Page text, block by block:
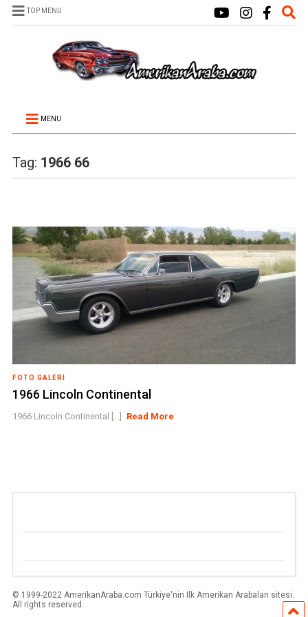
TOP MENU
MENU
Tag: 1966 66
FOTO GALERI
1966 Lincoln Continental
1966 Lincoln Continental [...] Read More
© 1999-2022 AmerikanAraba.com Türkiye'nin Ilk Amerikan Arabaları sitesi.
All rights reserved.